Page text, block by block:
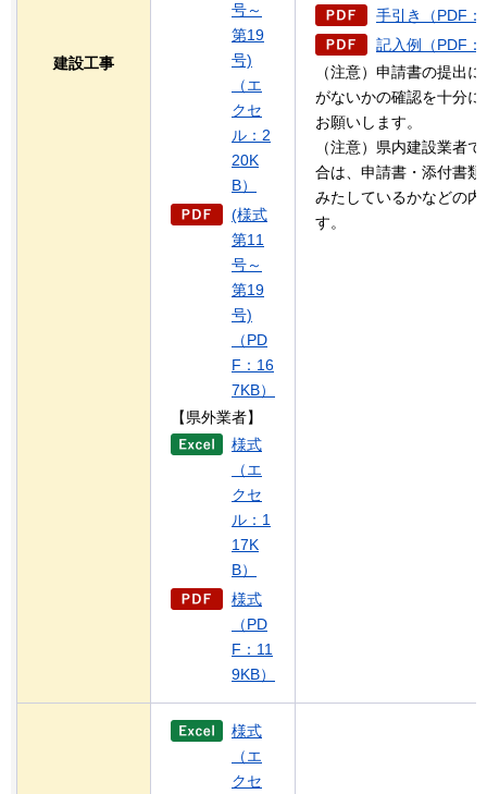
建設工事
号～
第19
号)
（エ
クセ
ル：2
20K
B）
(様式
第11
号～
第19
号)
（PD
F：16
7KB）
【県外業者】
様式
（エ
クセ
ル：1
17K
B）
様式
（PD
F：11
9KB）
手引き（PDF：
記入例（PDF：
（注意）申請書の提出
がないかの確認を十分
お願いします。
（注意）県内建設業者
合は、申請書・添付書
みたしているかなどの
す。
様式
（エ
クセ